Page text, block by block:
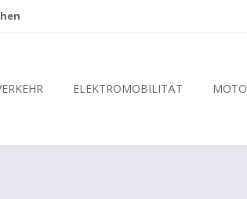
ELEKTROMOBILITÄT